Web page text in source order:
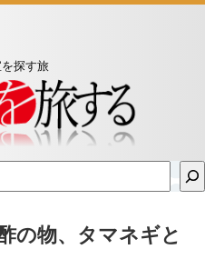
探す旅
の物、タマネギと